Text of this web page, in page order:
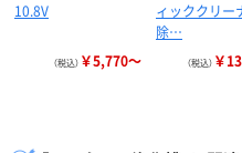
10.8V
（税込） ￥5,770～
ィッククリー
除…
（税込） ￥